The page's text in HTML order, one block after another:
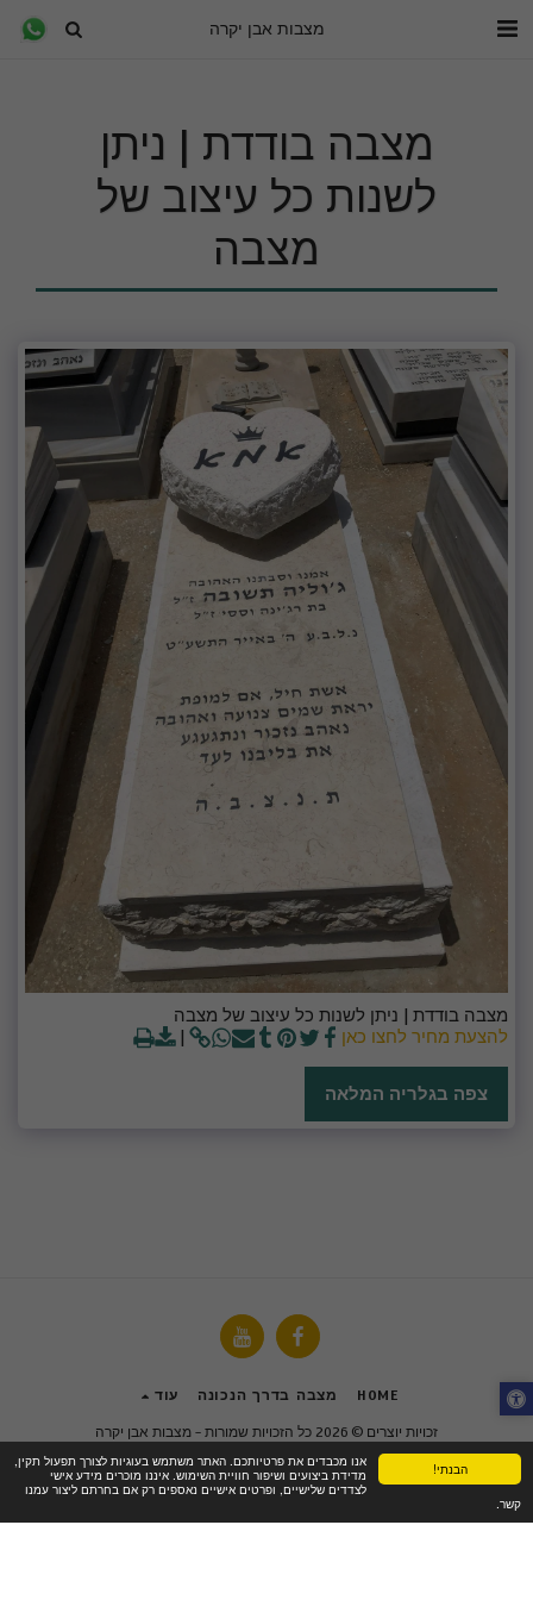
הבנתי!
אנו מכבדים את פרטיותכם. האתר משתמש בעוגיות לצורך תפעול תקין,
מדידת ביצועים ושיפור חוויית השימוש. איננו מוכרים מידע אישי
לצדדים שלישיים, ופרטים אישיים נאספים רק אם בחרתם ליצור עמנו
קשר.
מצבות אבן יקרה
מצבה בודדת | ניתן
לשנות כל עיצוב של
מצבה
מצבה בודדת | ניתן לשנות כל עיצוב של מצבה
להצעת מחיר לחצו כאן
צפה בגלריה המלאה
HOME מצבה בדרך הנכונה עוד
זכויות יוצרים © 2026 כל הזכויות שמורות -
מצבות אבן יקרה
תנאי שימוש|פרטיות|נגישות